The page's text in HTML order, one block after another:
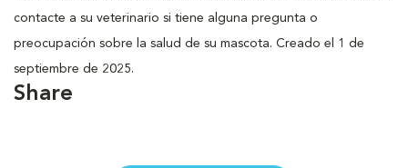
contacte a su veterinario si tiene alguna pregunta o
preocupación sobre la salud de su mascota. Creado el 1 de
septiembre de 2025.
Share